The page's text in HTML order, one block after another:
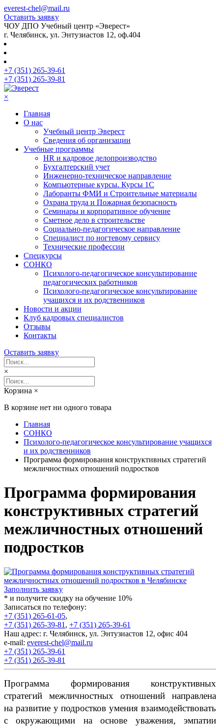
everest-chel@mail.ru
Оставить заявку
ЧОУ ДПО Учебный центр «Эверест»
г. Челябинск, ул. Энтузиастов 12, оф.404
+7 (351) 265-39-61
+7 (351) 265-39-81
×
Главная
О нас
Учебный центр Эверест
Сведения об организации
Учебные программы
HR и кадровое делопроизводство
Бухгалтерский учет
Инженерно-техническое направление
Компьютерные курсы. Курсы 1С
Лаборанты ФМИ и Строительные материалы
Охрана труда и Пожарная безопасность
Семинары и корпоративное обучение
Сметное дело в строительстве
Социально-педагогическое направление
Специалист по ногтевому сервису
Технические профессии
Спецкурсы
СОНКО
Психолого-педагогическое консультирование
педагогических работников
Психолого-педагогическое консультирование
учащихся и их родственников
Новости и акции
Клуб кадровых специалистов
Отзывы
Контакты
Оставить заявку
×
Корзина ×
В корзине нет ни одного товара
Главная
СОНКО
Психолого-педагогическое консультирование учащихся
и их родственников
Программа формирования конструктивных стратегий
межличностных отношений подростков
Программа формирования
конструктивных стратегий
межличностных отношений
подростков
Заполнить заявку
* и получите скидку на обучение 10%
Записаться по телефону:
+7 (351) 265-61-05,
+7 (351) 265-39-81 , +7 (351) 265-39-61
Наш адрес: г. Челябинск, ул. Энтузиастов 12, офис 404
e-mail: everest-chel@mail.ru
+7 (351) 265-39-61
+7 (351) 265-39-81
Программа формирования конструктивных
стратегий межличностных отношений направлена
на развитие у подростков умения взаимодействовать
с окружающими на основе уважения, эмпатии